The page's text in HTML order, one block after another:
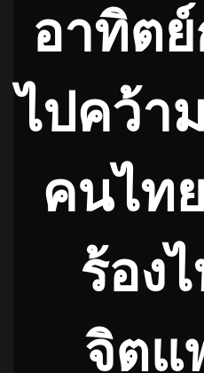
อาทิต
ไปคว้า
คนไท
ร้อง
จิตแ